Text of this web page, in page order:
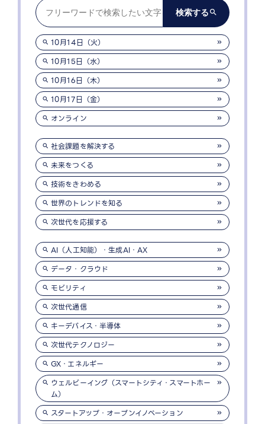
10月14日（火）
10月15日（水）
10月16日（木）
10月17日（金）
オンライン
社会課題を解決する
未来をつくる
技術をきわめる
世界のトレンドを知る
次世代を応援する
AI（人工知能）・生成AI・AX
データ・クラウド
モビリティ
次世代通信
キーデバイス・半導体
次世代テクノロジー
GX・エネルギー
ウェルビーイング（スマートシティ・スマートホー
ム）
スタートアップ・オープンイノベーション